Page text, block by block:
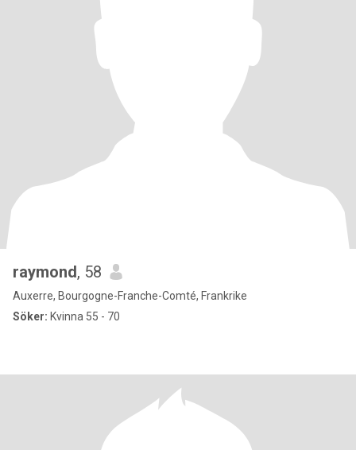
raymond, 58
Auxerre, Bourgogne-Franche-Comté, Frankrike
Söker: Kvinna 55 - 70